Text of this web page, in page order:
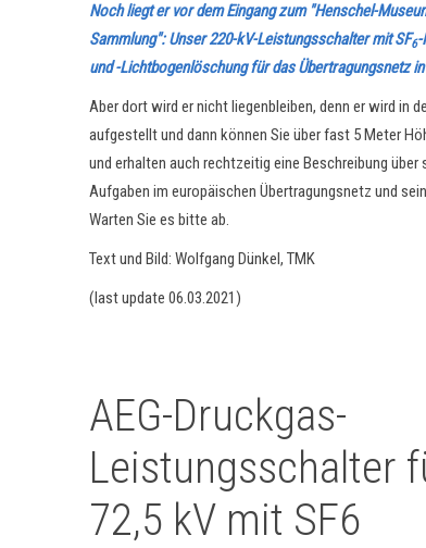
Noch liegt er vor dem Eingang zum "Henschel-
Sammlung": Unser 220-kV-Leistungsschalter mit SF6-
und -Lichtbogenlöschung für das Übertragungsnetz
Aber dort wird er nicht liegenbleiben, denn er wird in
aufgestellt und dann können Sie über fast 5 Meter
und erhalten auch rechtzeitig eine Beschreibung über
Aufgaben im europäischen Übertragungsnetz und
Warten Sie es bitte ab.
Text und Bild: Wolfgang Dünkel, TMK
(last update 06.03.2021)
AEG-Druckgas-
Leistungsschalter
72,5 kV mit SF6